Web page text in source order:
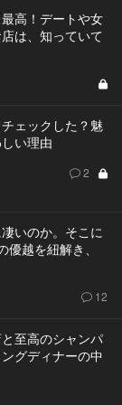
高！デートや女
は、知っていて
ェックした？魅
い理由
2
いのか。そこに
越を紐解き、
12
至高のシャンパ
グディナーの中